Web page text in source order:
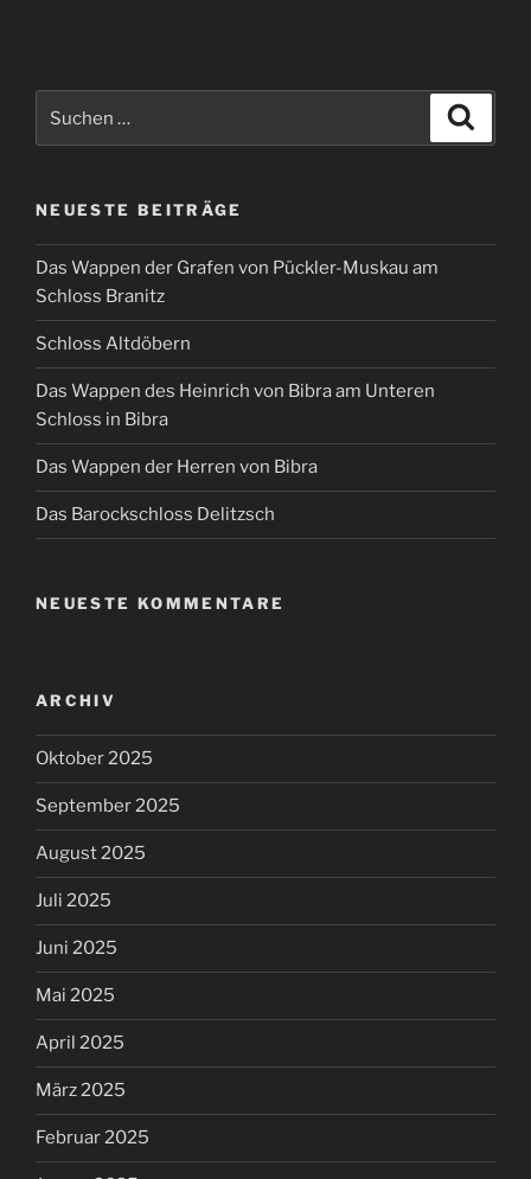
nach:
NEUESTE BEITRÄGE
Das Wappen der Grafen von Pückler-Muskau am
Schloss Branitz
Schloss Altdöbern
Das Wappen des Heinrich von Bibra am Unteren
Schloss in Bibra
Das Wappen der Herren von Bibra
Das Barockschloss Delitzsch
NEUESTE KOMMENTARE
ARCHIV
Oktober 2025
September 2025
August 2025
Juli 2025
Juni 2025
Mai 2025
April 2025
März 2025
Februar 2025